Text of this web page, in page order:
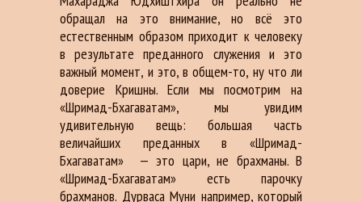
обращал на это внимание, но всё это
естественным образом приходит к человеку
в результате преданного служения и это
важный момент, и это, в общем-то, ну что ли
доверие Кришны. Если мы посмотрим на
«Шримад-Бхагаватам», мы увидим
удивительную вещь: большая часть
величайших преданных в «Шримад-
Бхагаватам»
— это цари, не брахманы. В
«Шримад-Бхагаватам» есть парочку
брахманов. Дурваса Муни например, который